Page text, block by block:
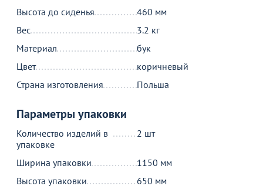
Высота до сиденья
460 мм
Вес
3.2 кг
Материал
бук
Цвет
коричневый
Страна изготовления
Польша
Параметры упаковки
Количество изделий в
упаковке
2 шт
Ширина упаковки
1150 мм
Высота упаковки
650 мм
В корзине
С этим товаром покупают